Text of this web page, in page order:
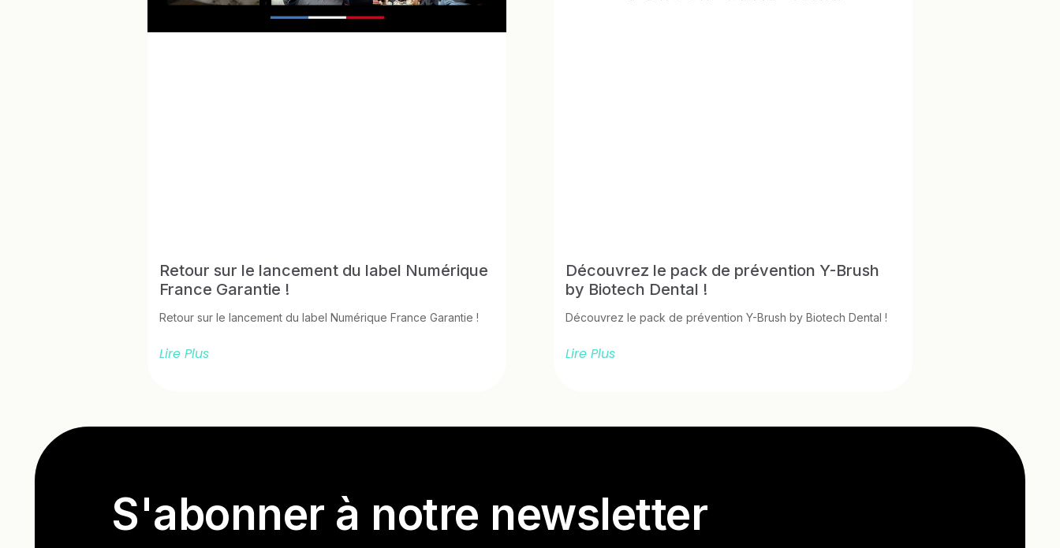
Retour sur le lancement du label Numérique
France Garantie !
Retour sur le lancement du label Numérique France Garantie !
Lire Plus
Découvrez le pack de prévention Y-Brush
by Biotech Dental !
Découvrez le pack de prévention Y-Brush by Biotech Dental !
Lire Plus
S'abonner à notre newsletter